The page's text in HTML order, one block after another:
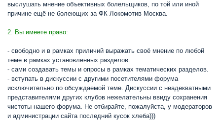
выслушать мнение объективных болельщиков, по той или иной
причине ещё не болеющих за ФК Локомотив Москва.
2. Вы имеете право:
- свободно и в рамках приличий выражать своё мнение по любой
теме в рамках установленных разделов.
- сами создавать темы и опросы в рамках тематических разделов.
- вступать в дискуссии с другими посетителями форума
исключительно по обсуждаемой теме. Дискуссии с неадекватными
представителями других клубов нежелательны ввиду сохранения
чистоты нашего форума. Не отбирайте, пожалуйста, у модераторов
и администрации сайта последний кусок хлеба)))